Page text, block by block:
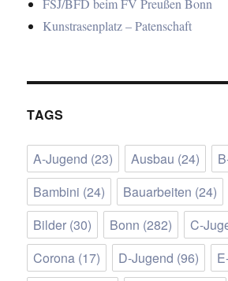
FSJ/BFD beim FV Preußen Bonn
Kunstrasenplatz – Patenschaft
TAGS
A-Jugend (23) Ausbau (24)
Bambini (24) Bauarbeiten (24)
Bilder (30) Bonn (282) C-
Corona (17) D-Jugend (96)